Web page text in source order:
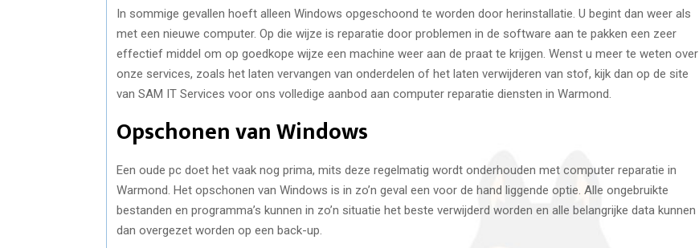
In sommige gevallen hoeft alleen Windows opgeschoond te worden door herinstallatie. U begint dan weer als
met een nieuwe computer. Op die wijze is reparatie door problemen in de software aan te pakken een zeer
effectief middel om op goedkope wijze een machine weer aan de praat te krijgen. Wenst u meer te weten over
onze services, zoals het laten vervangen van onderdelen of het laten verwijderen van stof, kijk dan op de site
van SAM IT Services voor ons volledige aanbod aan computer reparatie diensten in Warmond.
Opschonen van Windows
Een oude pc doet het vaak nog prima, mits deze regelmatig wordt onderhouden met computer reparatie in
Warmond. Het opschonen van Windows is in zo’n geval een voor de hand liggende optie. Alle ongebruikte
bestanden en programma’s kunnen in zo’n situatie het beste verwijderd worden en alle belangrijke data kunnen
dan overgezet worden op een back-up.